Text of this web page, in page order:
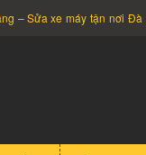
– Sửa xe máy tận nơi